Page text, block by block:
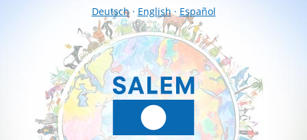
Deutsch· English· Español